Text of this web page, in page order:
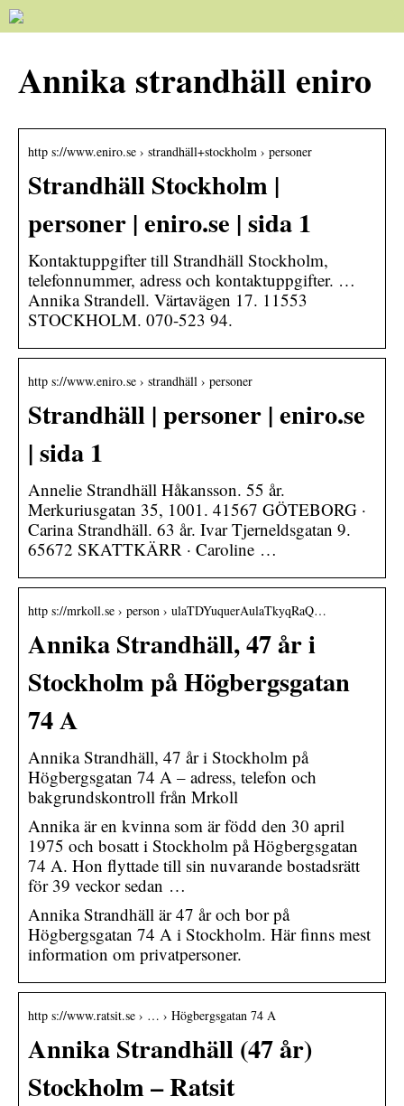
Annika strandhäll eniro
http s://www.eniro.se › strandhäll+stockholm › personer
Strandhäll Stockholm |
personer | eniro.se | sida 1
Kontaktuppgifter till Strandhäll Stockholm,
telefonnummer, adress och kontaktuppgifter. …
Annika Strandell. Värtavägen 17. 11553
STOCKHOLM. 070-523 94.
http s://www.eniro.se › strandhäll › personer
Strandhäll | personer | eniro.se
| sida 1
Annelie Strandhäll Håkansson. 55 år.
Merkuriusgatan 35, 1001. 41567 GÖTEBORG ·
Carina Strandhäll. 63 år. Ivar Tjerneldsgatan 9.
65672 SKATTKÄRR · Caroline …
http s://mrkoll.se › person › ulaTDYuquerAulaTkyqRaQ…
Annika Strandhäll, 47 år i
Stockholm på Högbergsgatan
74 A
Annika Strandhäll, 47 år i Stockholm på
Högbergsgatan 74 A – adress, telefon och
bakgrundskontroll från Mrkoll
Annika är en kvinna som är född den 30 april
1975 och bosatt i Stockholm på Högbergsgatan
74 A. Hon flyttade till sin nuvarande bostadsrätt
för 39 veckor sedan …
Annika Strandhäll är 47 år och bor på
Högbergsgatan 74 A i Stockholm. Här finns mest
information om privatpersoner.
http s://www.ratsit.se › … › Högbergsgatan 74 A
Annika Strandhäll (47 år)
Stockholm – Ratsit